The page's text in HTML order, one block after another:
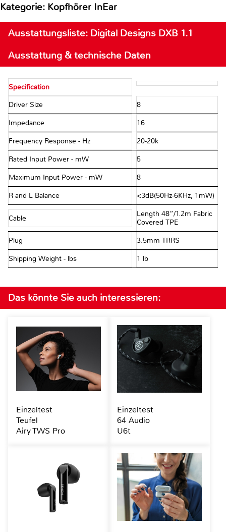
Kategorie: Kopfhörer InEar
Ausstattungsliste: Digital Designs DXB 1.1
Ausstattung & technische Daten
Specification
Driver Size 8
Impedance 16
Frequency Response - Hz 20-20k
Rated Input Power - mW 5
Maximum Input Power - mW 8
R and L Balance <3dB(50Hz-6KHz, 1mW)
Cable
Length 48”/1.2m Fabric
Covered TPE
Plug 3.5mm TRRS
Shipping Weight - lbs 1 lb
Das könnte Sie auch interessieren:
Einzeltest
Teufel
Airy TWS Pro
Einzeltest
64 Audio
U6t